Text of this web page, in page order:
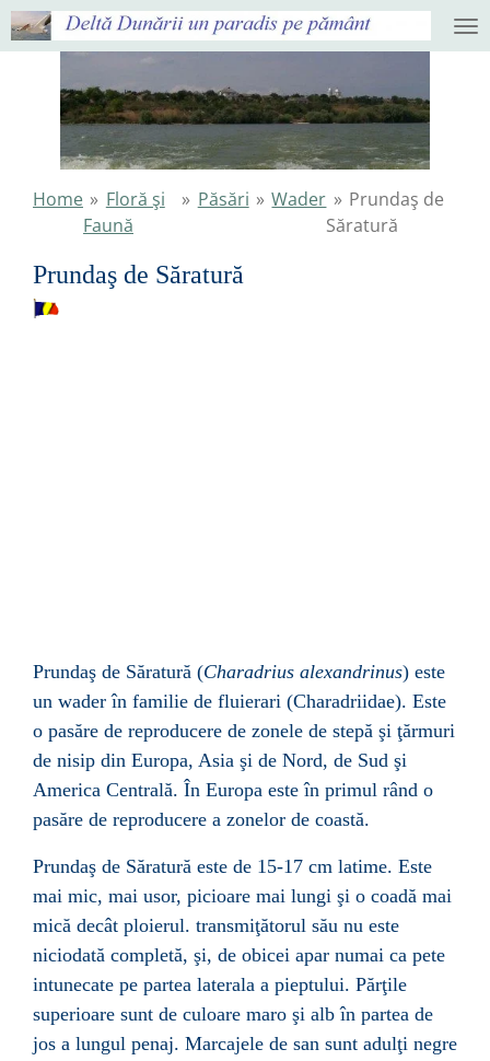
Ga
direct
hoofdinhoud
Home » Floră şi
Faună
» Păsări » Wader » Prundaş de
Săratură
Prundaş de Săratură
Prundaş de Săratură (Charadrius alexandrinus) este
un wader în familie de fluierari (Charadriidae). Este
o pasăre de reproducere de zonele de stepă şi ţărmuri
de nisip din Europa, Asia şi de Nord, de Sud şi
America Centrală. În Europa este în primul rând o
pasăre de reproducere a zonelor de coastă.
Prundaş de Săratură este de 15-17 cm latime. Este
mai mic, mai usor, picioare mai lungi şi o coadă mai
mică decât ploierul. transmiţătorul său nu este
niciodată completă, şi, de obicei apar numai ca pete
intunecate pe partea laterala a pieptului. Părţile
superioare sunt de culoare maro şi alb în partea de
jos a lungul penaj. Marcajele de san sunt adulţi negre